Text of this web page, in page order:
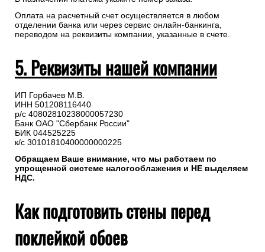
Оплата на расчетный счет осуществляется в любом
отделении банка или через сервис онлайн-банкинга,
переводом на реквизиты компании, указанные в счете.
5. Реквизиты нашей компании
ИП Горбачев М.В.
ИНН 501208116440
р/с 40802810238000057230
Банк ОАО "Сбербанк России"
БИК 044525225
к/с 30101810400000000225
Обращаем Ваше внимание, что мы работаем по
упрощенной системе налогооблажения и НЕ выделяем
НДС.
Как подготовить стены перед
поклейкой обоев